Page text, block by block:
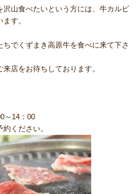
沢山食べたいという方には、牛カルビ
す。
でくずまき高原牛を食べに来て下さ
店をお待ちしております。
～14：00
ください。